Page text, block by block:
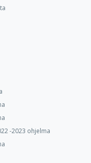
-2023 ohjelma